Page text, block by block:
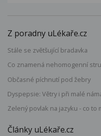
Z poradny uLékaře.cz
Stále se zvětšující bradavka
Co znamená nehomogenní
Občasné píchnutí pod žebry
Dyspepsie: Větry i při malé
Zelený povlak na jazyku - co to
Články uLékaře.cz